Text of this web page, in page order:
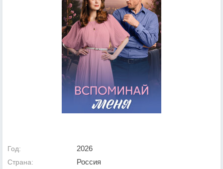
Год: 2026
Страна: Россия